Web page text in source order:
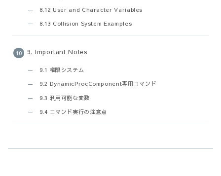
8.12 User and Character Variables
8.13 Collision System Examples
9. Important Notes
9.1 権限システム
9.2 DynamicProcComponent専用コマンド
9.3 利用可能な変数
9.4 コマンド実行の注意点